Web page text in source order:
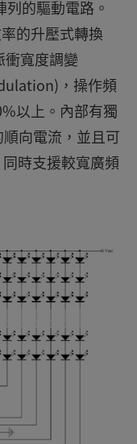
的驅動電路。
的升壓式轉換
寬度調變
，操作頻
以上。內部有獨
向電流，並且可
時支援較寬廣頻